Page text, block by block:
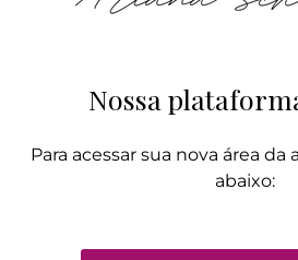
Nossa
Para acessar sua nova área
abaixo: